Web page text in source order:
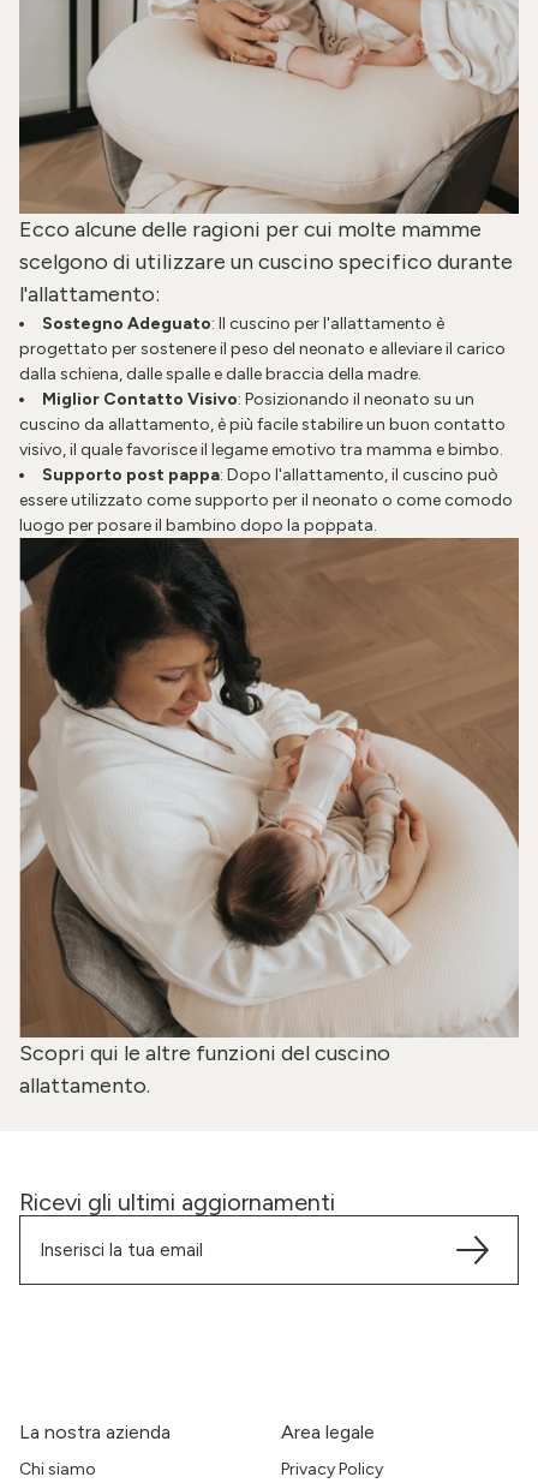
Ecco alcune delle ragioni per cui molte mamme
scelgono di utilizzare un cuscino specifico durante
l'allattamento:
Sostegno Adeguato: Il cuscino per l'allattamento è
progettato per sostenere il peso del neonato e alleviare il carico
dalla schiena, dalle spalle e dalle braccia della madre.
Miglior Contatto Visivo: Posizionando il neonato su un
cuscino da allattamento, è più facile stabilire un buon contatto
visivo, il quale favorisce il legame emotivo tra mamma e bimbo.
Supporto post pappa: Dopo l'allattamento, il cuscino può
essere utilizzato come supporto per il neonato o come comodo
luogo per posare il bambino dopo la poppata.
Scopri qui le altre funzioni del cuscino
allattamento.
Ricevi gli ultimi aggiornamenti
La nostra azienda
Chi siamo
Area legale
Privacy Policy